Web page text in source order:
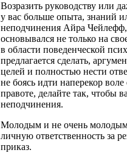
Возразить руководству или
у вас больше опыта, знаний
неподчинения Айра
основывался не только на
в области поведенческой
предлагается сделать,
целей и полностью нести
не боясь идти наперекор
правоте, делайте так,
неподчинения.
Молодым и не очень молодым
личную ответственность за
приказ.